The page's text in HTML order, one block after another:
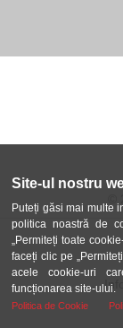
Site-ul nostru
Puteți găsi mai multe
politica noastră de
„Permiteți toate
faceți clic pe
acele cookie-uri
funcționarea site-ului.
Politica de Cookie